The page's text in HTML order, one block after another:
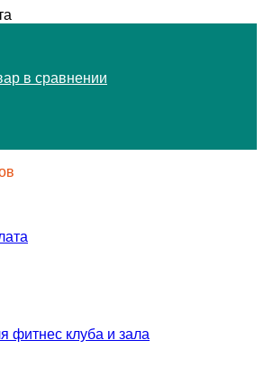
в сравнении
фитнес клуба и зала